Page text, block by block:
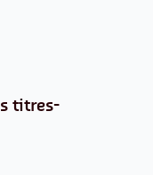
titres-